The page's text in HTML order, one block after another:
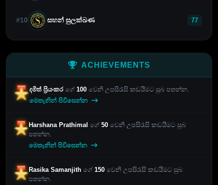
#10 සහන් සුලක්ඛණ 77
ACHIEVEMENTS
දමිත් ප්‍රියංකර ගේ 100 වෙනි උපසිරැසි කඩයීමට සුබ පතන්න.
මෙතැනින් පිවිසෙන්න
Harshana Prathimal ගේ 50වෙනි උපසිරැසි කඩයීමට සුබ
පතන්න.
මෙතැනින් පිවිසෙන්න
Rasika Samanjithගේ150 වෙනි උපසිරැසි කඩයීමට සුබ
පතන්න.